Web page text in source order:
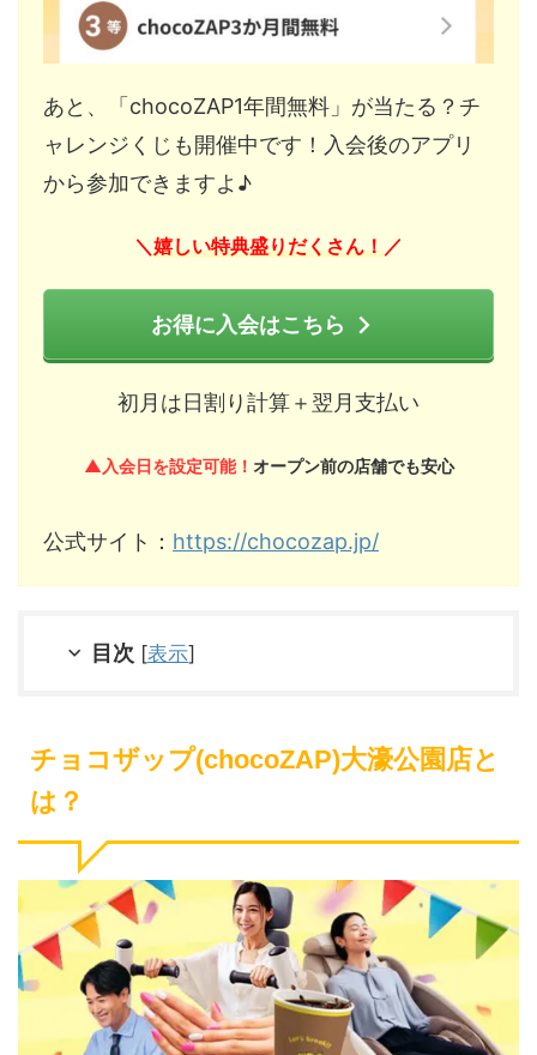
あと、「chocoZAP1年間無料」が当たる？チ
ャレンジくじも開催中です！入会後のアプリ
から参加できますよ♪
＼ 嬉しい特典盛りだくさん！ ／
お得に入会はこちら
初月は日割り計算＋翌月支払い
▲入会日を設定可能！ オープン前の店舗でも安心
公式サイト： https://chocozap.jp/
目次 [表示]
チョコザップ(chocoZAP)大濠公園店と
は？